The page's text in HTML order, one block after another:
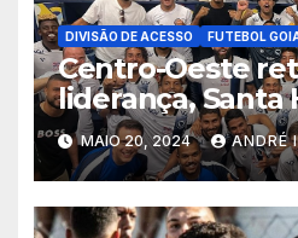
DIVISÃO DE ACESSO FUTEBOL
Centro-Oeste
liderança, Santa
para vice e
no apertado
Abecat na 4ª
Divisão de
MAIO 20, 2024 ANDRÉ